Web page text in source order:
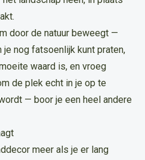
door de natuur beweegt —
nog fatsoenlijk kunt praten,
waard is, en vroeg
de plek echt in je op te
— boor je een heel andere
meer als je er lang